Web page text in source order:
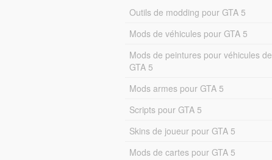
Outils de modding pour GTA 5
Mods de véhicules pour GTA 5
Mods de peintures pour véhicules de
GTA 5
Mods armes pour GTA 5
Scripts pour GTA 5
Skins de joueur pour GTA 5
Mods de cartes pour GTA 5